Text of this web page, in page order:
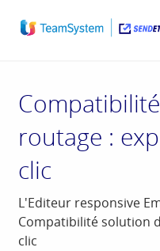
routage :
clic
L'Editeur responsive
Compatibilité solution
clic